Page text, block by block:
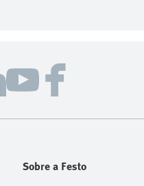
Sobre a Festo